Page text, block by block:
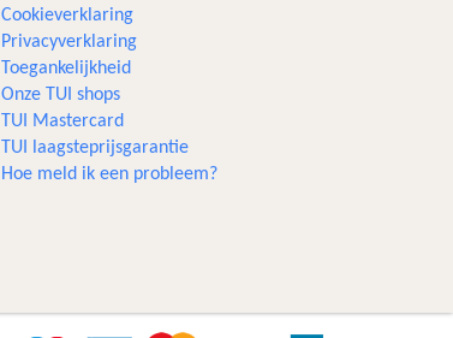
Cookieverklaring
Privacyverklaring
Toegankelijkheid
Onze TUI shops
TUI Mastercard
TUI laagsteprijsgarantie
Hoe meld ik een probleem?